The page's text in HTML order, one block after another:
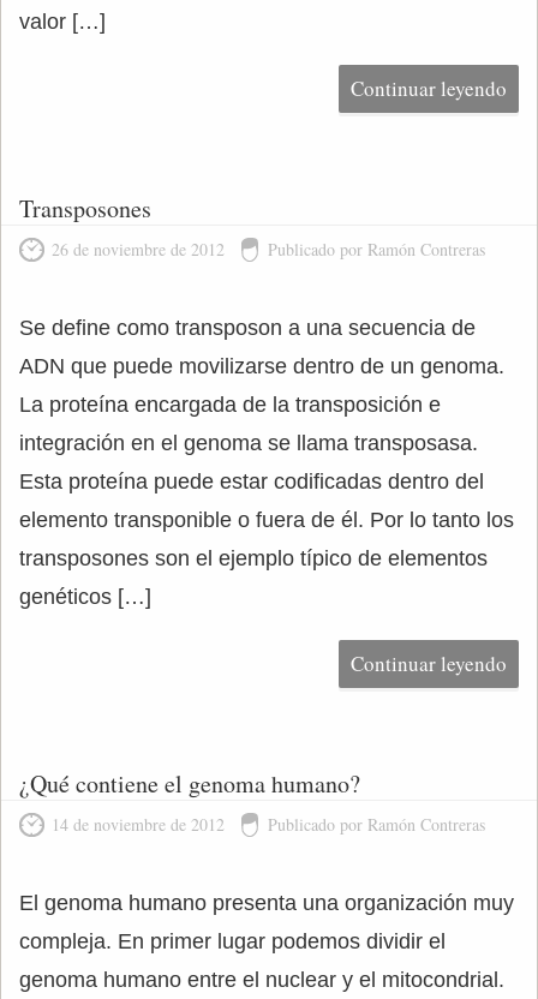
valor […]
Continuar leyendo
Transposones
26 de noviembre de 2012 Publicado por Ramón Contreras
Se define como transposon a una secuencia de
ADN que puede movilizarse dentro de un genoma.
La proteína encargada de la transposición e
integración en el genoma se llama transposasa.
Esta proteína puede estar codificadas dentro del
elemento transponible o fuera de él. Por lo tanto los
transposones son el ejemplo típico de elementos
genéticos […]
Continuar leyendo
¿Qué contiene el genoma humano?
14 de noviembre de 2012 Publicado por Ramón Contreras
El genoma humano presenta una organización muy
compleja. En primer lugar podemos dividir el
genoma humano entre el nuclear y el mitocondrial.